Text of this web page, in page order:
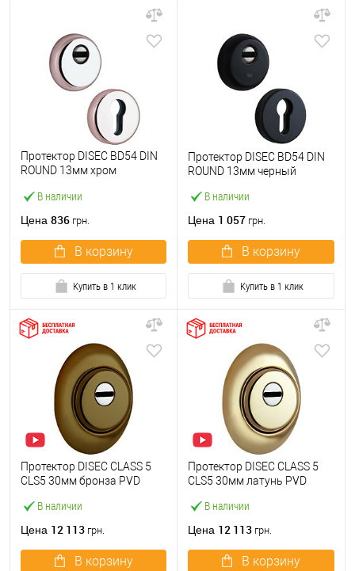
В наличии
Протектор DISEC BD54 DIN
ROUND 13мм хром
Цена 836 грн.
В корзину
Купить в 1 клик
В наличии
Протектор DISEC BD54 DIN
ROUND 13мм черный
Цена 1 057 грн.
В корзину
Купить в 1 клик
В наличии
Протектор DISEC CLASS 5
CLS5 30мм бронза PVD
Цена 12 113 грн.
В корзину
В наличии
Протектор DISEC CLASS 5
CLS5 30мм латунь PVD
Цена 12 113 грн.
В корзину